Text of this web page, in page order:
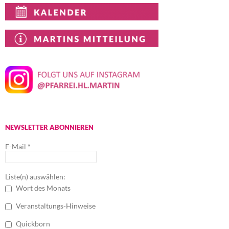
NEWSLETTER ABONNIEREN
E-Mail *
Liste(n) auswählen:
Wort des Monats
Veranstaltungs-Hinweise
Quickborn